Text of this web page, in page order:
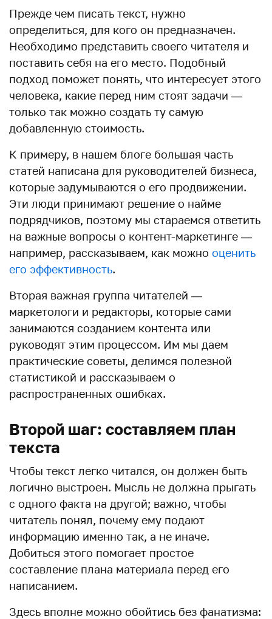
Прежде чем писать текст, нужно
определиться, для кого он предназначен.
Необходимо представить своего читателя и
поставить себя на его место. Подобный
подход поможет понять, что интересует этого
человека, какие перед ним стоят задачи —
только так можно создать ту самую
добавленную стоимость.
К примеру, в нашем блоге большая часть
статей написана для руководителей бизнеса,
которые задумываются о его продвижении.
Эти люди принимают решение о найме
подрядчиков, поэтому мы стараемся ответить
на важные вопросы о контент-маркетинге —
например, рассказываем, как можно оценить
его эффективность.
Вторая важная группа читателей —
маркетологи и редакторы, которые сами
занимаются созданием контента или
руководят этим процессом. Им мы даем
практические советы, делимся полезной
статистикой и рассказываем о
распространенных ошибках.
Второй шаг: составляем план
текста
Чтобы текст легко читался, он должен быть
логично выстроен. Мысль не должна прыгать
с одного факта на другой; важно, чтобы
читатель понял, почему ему подают
информацию именно так, а не иначе.
Добиться этого помогает простое
составление плана материала перед его
написанием.
Здесь вполне можно обойтись без фанатизма: